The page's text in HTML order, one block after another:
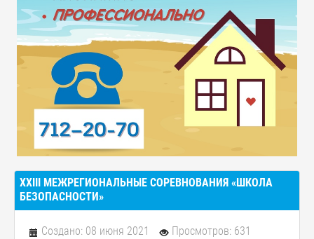
XXIII МЕЖРЕГИОНАЛЬНЫЕ СОРЕВНОВАНИЯ «ШКОЛА
БЕЗОПАСНОСТИ»
Создано: 08 июня 2021 Просмотров: 631